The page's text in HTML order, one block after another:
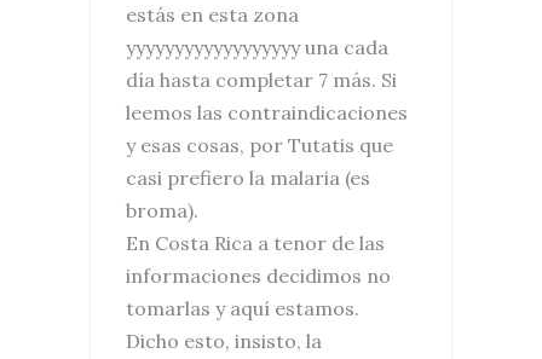
estás en esta zona
yyyyyyyyyyyyyyyyyy una cada
día hasta completar 7 más. Si
leemos las contraindicaciones
y esas cosas, por Tutatis que
casi prefiero la malaria (es
broma).
En Costa Rica a tenor de las
informaciones decidimos no
tomarlas y aquí estamos.
Dicho esto, insisto, la